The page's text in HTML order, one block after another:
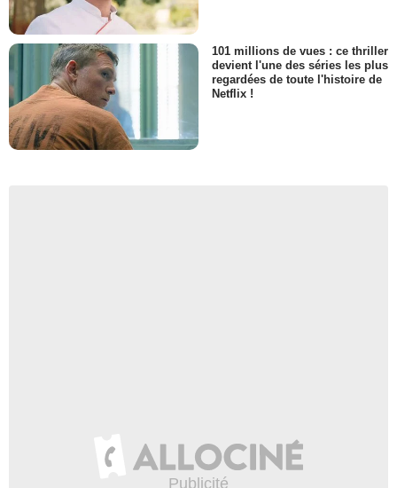
101 millions de vues : ce thriller
devient l'une des séries les plus
regardées de toute l'histoire de
Netflix !